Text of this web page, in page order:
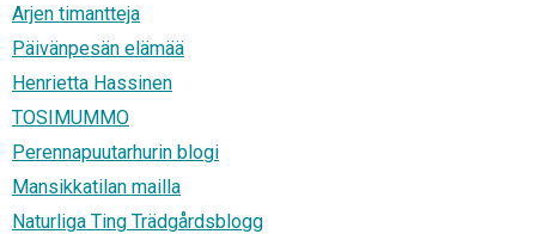
Arjen timantteja
Päivänpesän elämää
Henrietta Hassinen
TOSIMUMMO
Perennapuutarhurin blogi
Mansikkatilan mailla
Naturliga Ting Trädgårdsblogg